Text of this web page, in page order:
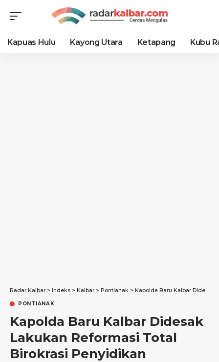
Kapuas Hulu Kayong Utara Ketapang Kubu
Radar Kalbar > Indeks > Kalbar > Pontianak > Kapolda Baru Kalbar Didesak Lakukan Reformasi Total Birokrasi Penyidikan
PONTIANAK
Kapolda Baru Kalbar Didesak
Lakukan Reformasi Total
Birokrasi Penyidikan